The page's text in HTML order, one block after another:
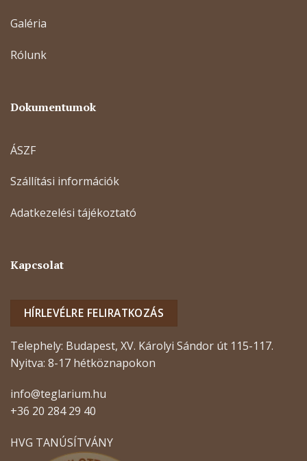
Galéria
Rólunk
Dokumentumok
ÁSZF
Szállítási információk
Adatkezelési tájékoztató
Kapcsolat
HÍRLEVÉLRE FELIRATKOZÁS
Telephely: Budapest, XV. Károlyi Sándor út 115-117.
Nyitva: 8-17 hétköznapokon
info@teglarium.hu
+36 20 284 29 40
HVG TANÚSÍTVÁNY